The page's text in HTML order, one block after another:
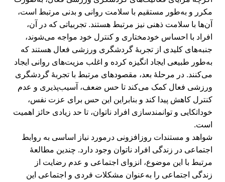
مکرر و به‌طور مستقیم با سلامت روانی و بدنی مرتبط است،
آن‌ها با سلامت ذهنی نیز مرتبط هستند. تجربیاتی که در آن،
افراد با احساس خودمختاری و کنترل خود مواجه می‌شوند،
جنبه‌های کلیدی از تجربۀ گردشگری ورزشی فعال هستند که
به‌طور طبیعی ایجاد انگیزه کرده و اغلب مزیت‌های روانی ایجاد
می‌کنند. در مرحلۀ بعد، مقصودهای مرتبط با تجربۀ گردشگری
ورزشی فعال کمک می‌کند تا حس ضعف، آسیب‌پذیری و عدم
کنترل کاهش پیدا کند و بنابراین این حس برای عزت نفس،
خوداتکایی و توانمندسازی افراد ناتوان، تا حد زیادی حائز اهمیت
است.
شواهد و مستندات روزافزونی درمورد نیاز اساسی به روابط
اجتماعی در زندگی افراد ناتوان وجود دارد. چندین مطالعۀ
مرتبط با این موضوع، انزوای اجتماعی و عدم رضایت از
زندگی اجتماعی را به‌عنوان مشکلات فردی و اجتماعی این